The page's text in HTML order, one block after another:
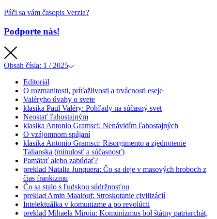
Páči sa vám časopis Verzia?
Podporte nás!
Obsah čísla: 1 / 2025
Editoriál
O rozmanitosti, príťažlivosti a trvácnosti eseje
Valéryho úvahy o svete
klasika Paul Valéry: Pohľady na súčasný svet
Neostať ľahostajným
klasika Antonio Gramsci: Nenávidím ľahostajných
O vzájomnom spájaní
klasika Antonio Gramsci: Risorgimento a zjednotenie
Talianska (minulosť a súčasnosť)
Pamätať alebo zabúdať?
preklad Natalia Junquera: Čo sa deje v masových hroboch z
čias frankizmu
Čo sa stalo s ľudskou súdržnosťou
preklad Amin Maalouf: Stroskotanie civilizácií
Intelektuálka v komunizme a po revolúcii
preklad Mihaela Miroiu: Komunizmus bol štátny patriarchát,